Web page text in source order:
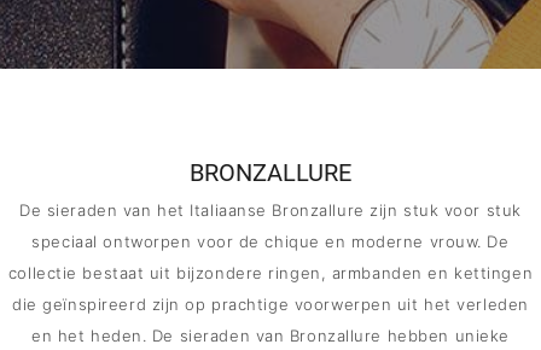
BRONZALLURE
De sieraden van het Italiaanse Bronzallure zijn stuk voor stuk
speciaal ontworpen voor de chique en moderne vrouw. De
collectie bestaat uit bijzondere ringen, armbanden en kettingen
die geïnspireerd zijn op prachtige voorwerpen uit het verleden
en het heden. De sieraden van Bronzallure hebben unieke